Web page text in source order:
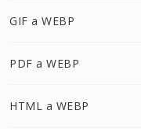
GIF a WEBP
PDF a WEBP
HTML a WEBP